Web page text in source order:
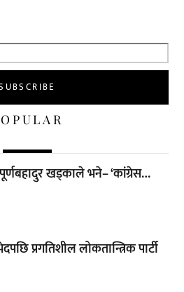
खड्काले भने– ‘कांग्रेस…
प्रगतिशील लोकतान्त्रिक पार्टी